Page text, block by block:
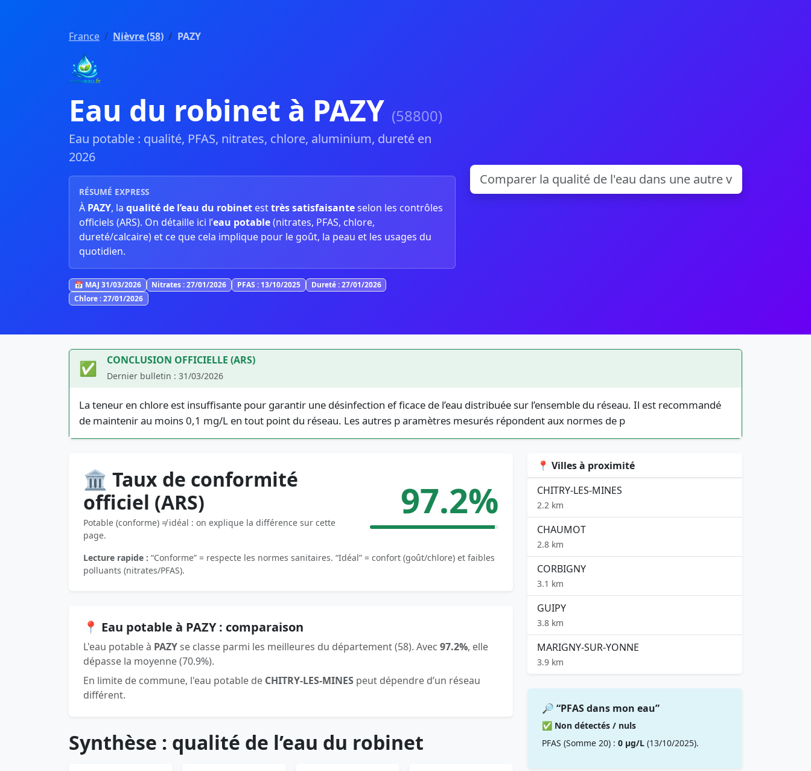
France Nièvre (58) PAZY
Eau du robinet à PAZY (58800)
Eau potable : qualité, PFAS, nitrates, chlore, aluminium, dureté en
2026
RÉSUMÉ EXPRESS
À PAZY, la qualité de l’eau du robinet esttrès satisfaisanteselon les contrôles
officiels (ARS). On détaille ici l’eau potable(nitrates, PFAS, chlore,
dureté/calcaire) et ce que cela implique pour le goût, la peau et les usages du
quotidien.
📅 MAJ 31/03/2026 Nitrates : 27/01/2026 PFAS : 13/10/2025
Dureté : 27/01/2026
Chlore : 27/01/2026
✅ CONCLUSION OFFICIELLE (ARS)
Dernier bulletin : 31/03/2026
La teneur en chlore est insuffisante pour garantir une désinfection ef ficace de l’eau distribuée sur l’ensemble du réseau. Il est recommandé
de maintenir au moins 0,1 mg/L en tout point du réseau. Les autres p aramètres mesurés répondent aux normes de p
🏛️ Taux de conformité
officiel (ARS)
Potable (conforme) ≠ idéal : on explique la différence sur cette
page.
97.2%
Lecture rapide : “Conforme” = respecte les normes sanitaires. “Idéal” = confort (goût/chlore) et faibles
polluants (nitrates/PFAS).
📍 Eau potable à PAZY : comparaison
L'eau potable à PAZYse classe parmi les meilleures du département (58). Avec 97.2%, elle
dépasse la moyenne (70.9%).
En limite de commune, l'eau potable de CHITRY-LES-MINES peut dépendre d’un réseau
différent.
Synthèse : qualité de l’eau du robinet
📍 Villes à proximité
CHITRY-LES-MINES
2.2 km
CHAUMOT
2.8 km
CORBIGNY
3.1 km
GUIPY
3.8 km
MARIGNY-SUR-YONNE
3.9 km
🔎 “PFAS dans mon eau”
✅ Non détectés / nuls
PFAS (Somme 20) : 0 µg/L (13/10/2025).